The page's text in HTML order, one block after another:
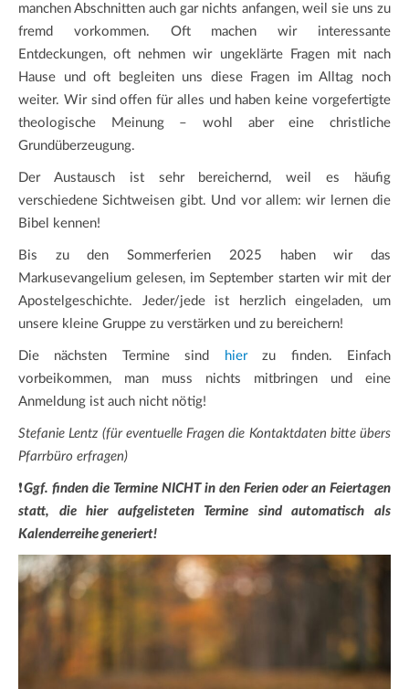
manchen Abschnitten auch gar nichts anfangen, weil sie uns zu
fremd vorkommen. Oft machen wir interessante
Entdeckungen, oft nehmen wir ungeklärte Fragen mit nach
Hause und oft begleiten uns diese Fragen im Alltag noch
weiter. Wir sind offen für alles und haben keine vorgefertigte
theologische Meinung – wohl aber eine christliche
Grundüberzeugung.
Der Austausch ist sehr bereichernd, weil es häufig
verschiedene Sichtweisen gibt. Und vor allem: wir lernen die
Bibel kennen!
Bis zu den Sommerferien 2025 haben wir das
Markusevangelium gelesen, im September starten wir mit der
Apostelgeschichte. Jeder/jede ist herzlich eingeladen, um
unsere kleine Gruppe zu verstärken und zu bereichern!
Die nächsten Termine sind hierzu finden. Einfach
vorbeikommen, man muss nichts mitbringen und eine
Anmeldung ist auch nicht nötig!
Stefanie Lentz (für eventuelle Fragen die Kontaktdaten bitte übers
Pfarrbüro erfragen)
❗Ggf. finden die Termine NICHT in den Ferien oder an Feiertagen
statt, die hier aufgelisteten Termine sind automatisch als
Kalenderreihe generiert!